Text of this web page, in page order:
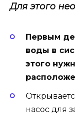
Для этого
Первым
воды в
этого
насос для